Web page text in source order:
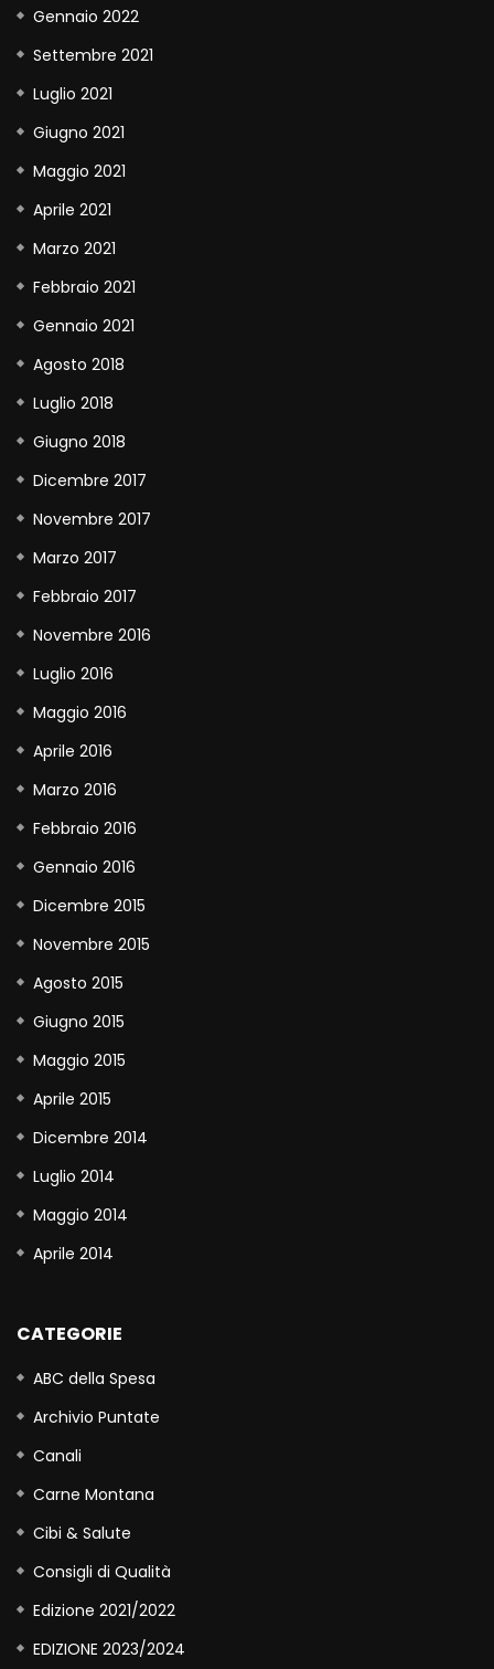
Gennaio 2022
Settembre 2021
Luglio 2021
Giugno 2021
Maggio 2021
Aprile 2021
Marzo 2021
Febbraio 2021
Gennaio 2021
Agosto 2018
Luglio 2018
Giugno 2018
Dicembre 2017
Novembre 2017
Marzo 2017
Febbraio 2017
Novembre 2016
Luglio 2016
Maggio 2016
Aprile 2016
Marzo 2016
Febbraio 2016
Gennaio 2016
Dicembre 2015
Novembre 2015
Agosto 2015
Giugno 2015
Maggio 2015
Aprile 2015
Dicembre 2014
Luglio 2014
Maggio 2014
Aprile 2014
CATEGORIE
ABC della Spesa
Archivio Puntate
Canali
Carne Montana
Cibi & Salute
Consigli di Qualità
Edizione 2021/2022
EDIZIONE 2023/2024